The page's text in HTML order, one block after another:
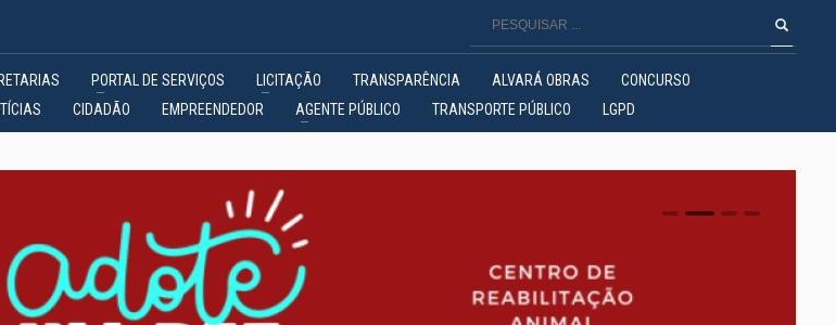
PORTAL DE SERVIÇOS LICITAÇÃO TRANSPARÊNCIA ALVARÁ OBRAS
CONCURSO
CIDADÃO EMPREENDEDOR AGENTE PÚBLICO TRANSPORTE PÚBLICO LGPD
0 1 2